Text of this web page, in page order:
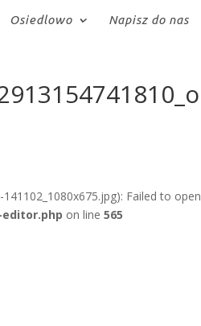
Osiedlowo Napisz do nas
Failed to open
on line565